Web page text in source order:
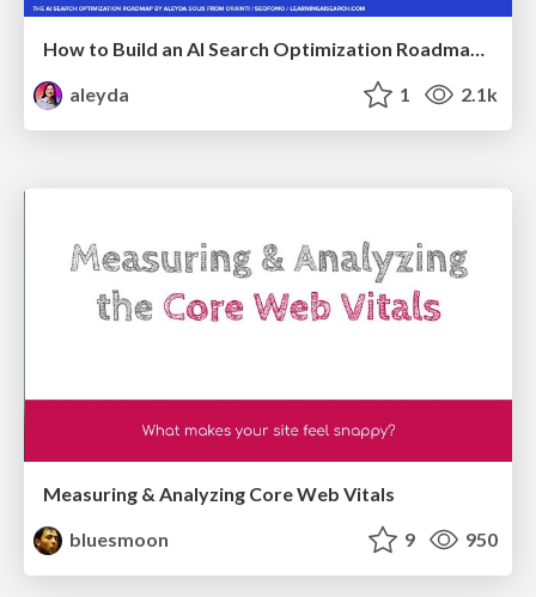
How to Build an AI Search Optimization Roadmap - Criteria and Steps to Take #SEOIRL
aleyda
1 2.1k
Measuring & Analyzing Core Web Vitals
bluesmoon
9 950